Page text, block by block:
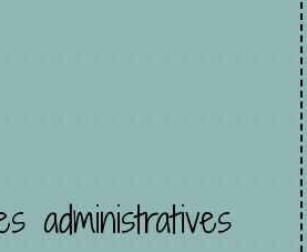
administratives